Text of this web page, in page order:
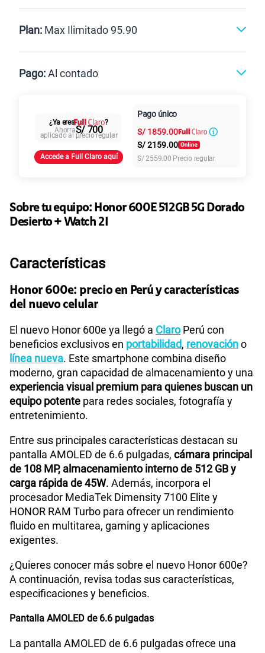
Postpago
Plan: Max Ilimitado 95.90
Paga solo
125GBen alta velocidad
79.90
155 GBen alta velocidad
Ver más planes
Pago:Al contado
Al contado Cuotas Claro
intereses
¿Ya eres
?
AhorraS/ 700
aplicado al precio regular
Accede a Full Claro aquí
Pago único
S/ 1859.00
S/2159.00
S/2559.00 Precio regular
Sobre tu equipo: Honor 600E 512GB 5G Dorado
Desierto + Watch 2I
Características
Honor 600e: precio en Perú y características
del nuevo celular
El nuevo Honor 600e ya llegó a ClaroPerú con
beneficios exclusivos en portabilidad, renovacióno
línea nueva. Este smartphone combina diseño
moderno, gran capacidad de almacenamiento y una
experiencia visual premium para quienes buscan un
equipo potente para redes sociales, fotografía y
entretenimiento.
Entre sus principales características destacan su
pantalla AMOLED de 6.6 pulgadas, cámara principal
de 108 MP, almacenamiento interno de 512 GB y
carga rápida de 45W. Además, incorpora el
procesador MediaTek Dimensity 7100 Elite y
HONOR RAM Turbo para ofrecer un rendimiento
fluido en multitarea, gaming y aplicaciones
exigentes.
¿Quieres conocer más sobre el nuevo Honor 600e?
A continuación, revisa todas sus características,
especificaciones y beneficios.
Pantalla AMOLED de 6.6 pulgadas
La pantalla AMOLED de 6.6 pulgadas ofrece una